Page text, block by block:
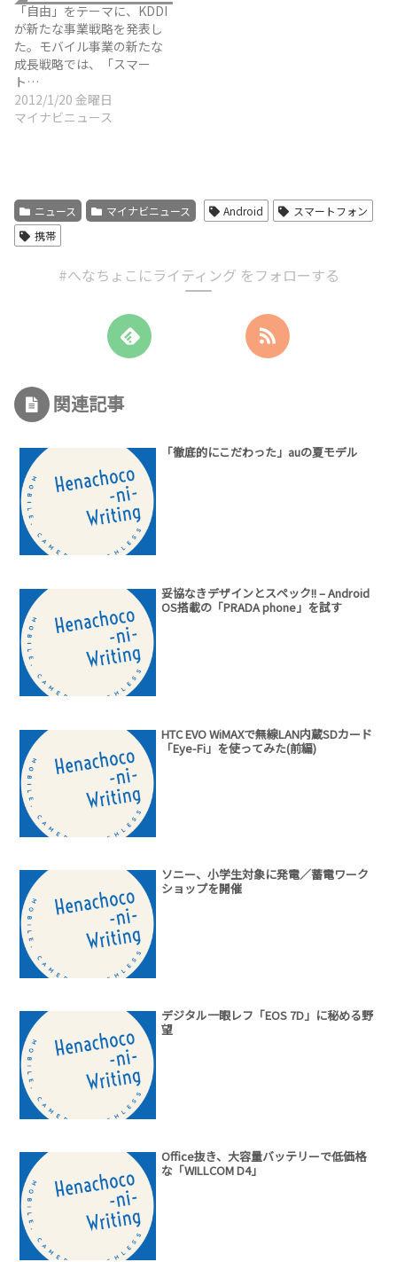
「自由」をテーマに、KDDI
が新たな事業戦略を発表し
た。モバイル事業の新たな
成長戦略では、「スマー
ト…
2012/1/20 金曜日
マイナビニュース
ニュース マイナビニュース Android
スマートフォン
携帯
#へなちょこにライティング をフォローする
関連記事
「徹底的にこだわった」auの夏モデル
妥協なきデザインとスペック!! – Android
OS搭載の「PRADA phone」を試す
HTC EVO WiMAXで無線LAN内蔵SDカード
「Eye-Fi」を使ってみた(前編)
ソニー、小学生対象に発電／蓄電ワーク
ショップを開催
デジタル一眼レフ「EOS 7D」に秘める野
望
Office抜き、大容量バッテリーで低価格
な「WILLCOM D4」